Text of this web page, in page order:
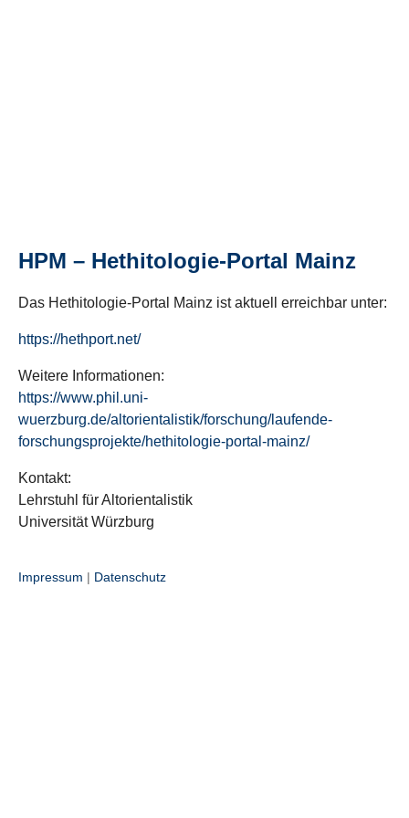
HPM – Hethitologie-Portal Mainz
Das Hethitologie-Portal Mainz ist aktuell erreichbar unter:
https://hethport.net/
Weitere Informationen:
https://www.phil.uni-
wuerzburg.de/altorientalistik/forschung/laufende-
forschungsprojekte/hethitologie-portal-mainz/
Kontakt:
Lehrstuhl für Altorientalistik
Universität Würzburg
Impressum | Datenschutz